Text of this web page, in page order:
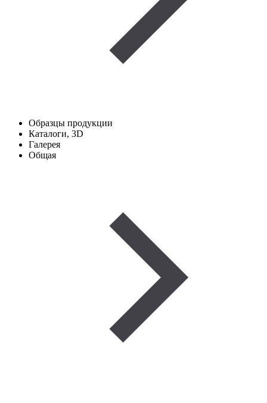
Образцы продукции
Каталоги, 3D
Галерея
Общая